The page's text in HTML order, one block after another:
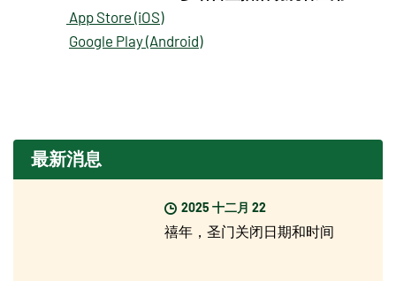
App Store (iOS)
Google Play (Android)
最新消息
2025 十二月 22
禧年，圣门关闭日期和时间